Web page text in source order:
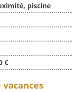
piscine
€